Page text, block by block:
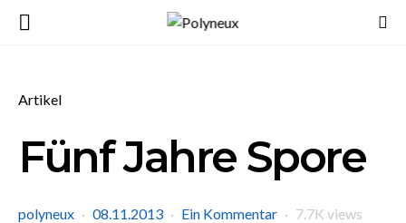
Artikel
Fünf Jahre Spore
polyneux 08.11.2013 Ein Kommentar
7.7K views